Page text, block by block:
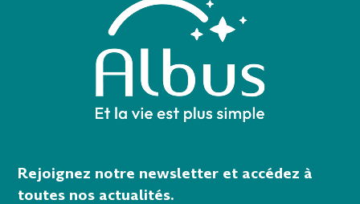
Rejoignez notre newsletter et accédez à
toutes nos actualités.